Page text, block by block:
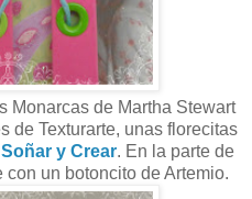
Monarcas de Martha Stewart
de Texturarte, unas florecitas
Soñar y Crear. En la parte de
un botoncito de Artemio.